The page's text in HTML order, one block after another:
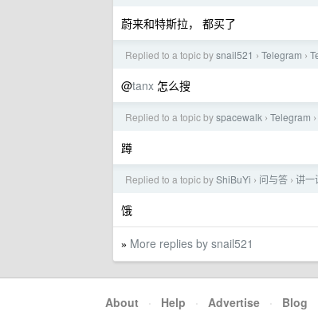
蔚来和特斯拉， 都买了
Replied to a topic bysnail521 › Telegram ›
@tanx 怎么搜
Replied to a topic byspacewalk › Telegram ›
蹲
Replied to a topic byShiBuYi › 问与答 › 讲一
饿
» More replies by snail521
About · Help · Advertise · Blog